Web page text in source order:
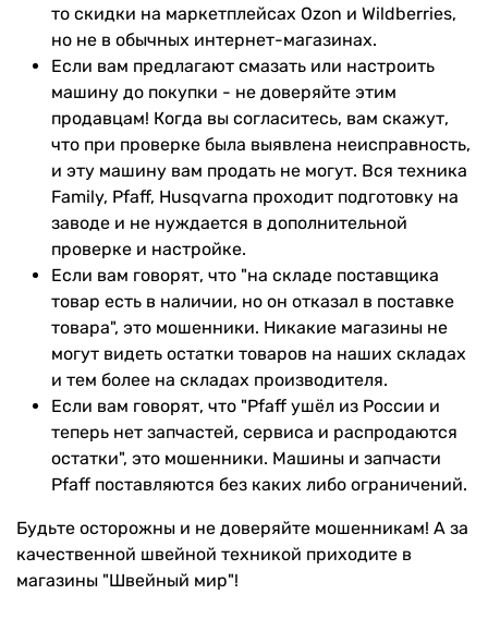
то скидки на маркетплейсах Ozon и Wildberries,
но не в обычных интернет-магазинах.
Если вам предлагают смазать или настроить
машину до покупки - не доверяйте этим
продавцам! Когда вы согласитесь, вам скажут,
что при проверке была выявлена неисправность,
и эту машину вам продать не могут. Вся техника
Family, Pfaff, Husqvarna проходит подготовку на
заводе и не нуждается в дополнительной
проверке и настройке.
Если вам говорят, что "на складе поставщика
товар есть в наличии, но он отказал в поставке
товара", это мошенники. Никакие магазины не
могут видеть остатки товаров на наших складах
и тем более на складах производителя.
Если вам говорят, что "Pfaff ушёл из России и
теперь нет запчастей, сервиса и распродаются
остатки", это мошенники. Машины и запчасти
Pfaff поставляются без каких либо ограничений.
Будьте осторожны и не доверяйте мошенникам! А за
качественной швейной техникой приходите в
магазины "Швейный мир"!